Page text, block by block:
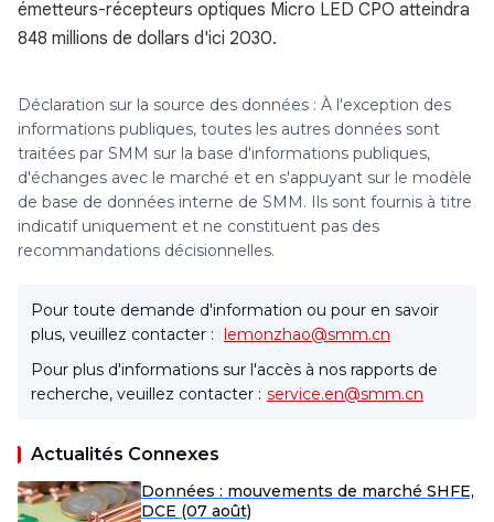
émetteurs-récepteurs optiques Micro LED CPO atteindra
848 millions de dollars d'ici 2030.
Déclaration sur la source des données : À l'exception des
informations publiques, toutes les autres données sont
traitées par SMM sur la base d'informations publiques,
d'échanges avec le marché et en s'appuyant sur le modèle
de base de données interne de SMM. Ils sont fournis à titre
indicatif uniquement et ne constituent pas des
recommandations décisionnelles.
Pour toute demande d'information ou pour en savoir
plus, veuillez contacter : lemonzhao@smm.cn
Pour plus d'informations sur l'accès à nos rapports de
recherche, veuillez contacter : service.en@smm.cn
Actualités Connexes
Données : mouvements de marché SHFE,
DCE (07 août)